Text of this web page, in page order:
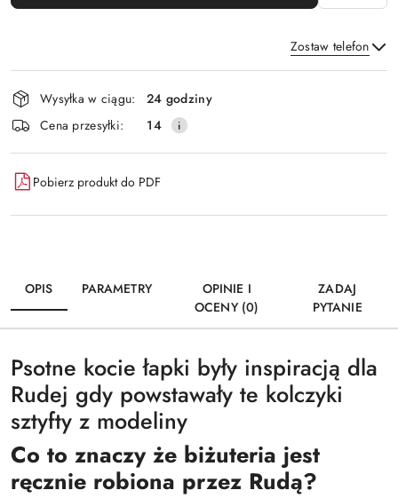
Zostaw telefon
Wyślij
Dostępność
i
dostawa
Wysyłka w ciągu:
24 godziny
Cena przesyłki:
14
Pobierz produkt do PDF
OPIS PARAMETRY
OPINIE I
OCENY (0)
ZADAJ
PYTANIE
Psotne kocie łapki były inspiracją dla
Rudej gdy powstawały te kolczyki
sztyfty z modeliny
Co to znaczy że biżuteria jest
ręcznie robiona przez Rudą?